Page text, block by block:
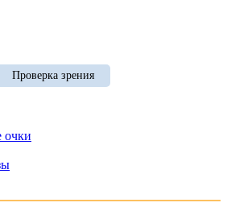
Проверка зрения
очки